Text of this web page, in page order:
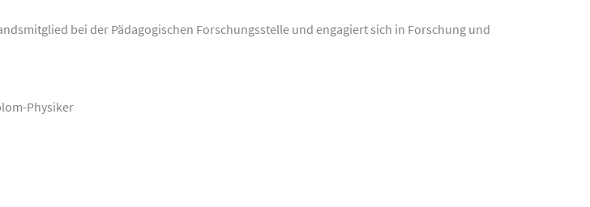
bei der Pädagogischen Forschungsstelle und engagiert sich in Forschung und
Physiker